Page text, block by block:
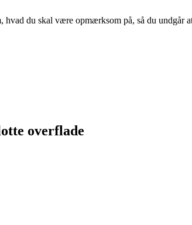
du skal være opmærksom på, så du undgår
overflade